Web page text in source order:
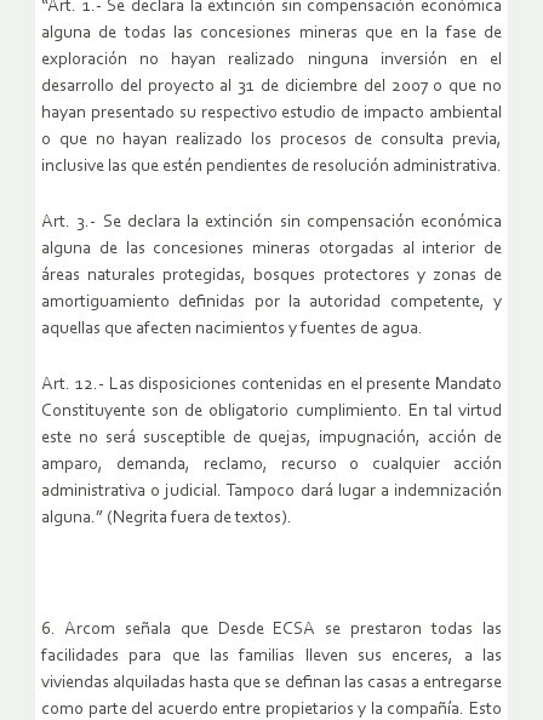
“Art. 1.- Se declara la extinción sin compensación económica
alguna de todas las concesiones mineras que en la fase de
exploración no hayan realizado ninguna inversión en el
desarrollo del proyecto al 31 de diciembre del 2007 o que no
hayan presentado su respectivo estudio de impacto ambiental
o que no hayan realizado los procesos de consulta previa,
inclusive las que estén pendientes de resolución administrativa.
Art. 3.- Se declara la extinción sin compensación económica
alguna de las concesiones mineras otorgadas al interior de
áreas naturales protegidas, bosques protectores y zonas de
amortiguamiento definidas por la autoridad competente, y
aquellas que afecten nacimientos y fuentes de agua.
Art. 12.- Las disposiciones contenidas en el presente Mandato
Constituyente son de obligatorio cumplimiento. En tal virtud
este no será susceptible de quejas, impugnación, acción de
amparo, demanda, reclamo, recurso o cualquier acción
administrativa o judicial. Tampoco dará lugar a indemnización
alguna.” (Negrita fuera de textos).
6. Arcom señala que Desde ECSA se prestaron todas las
facilidades para que las familias lleven sus enceres, a las
viviendas alquiladas hasta que se definan las casas a entregarse
como parte del acuerdo entre propietarios y la compañía. Esto